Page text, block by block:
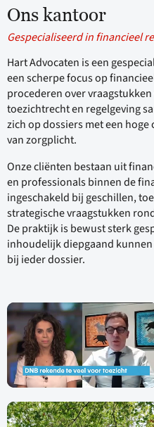
Ons kantoor
Gespecialiseerd in financieel
Hart Advocaten is een
een scherpe focus op
procederen over
toezichtrecht en regelgeving
zich op dossiers met een
van zorgplicht.
Onze cliënten bestaan uit
en professionals binnen de
ingeschakeld bij geschillen,
strategische vraagstukken
De praktijk is bewust sterk
inhoudelijk diepgaand
bij ieder dossier.